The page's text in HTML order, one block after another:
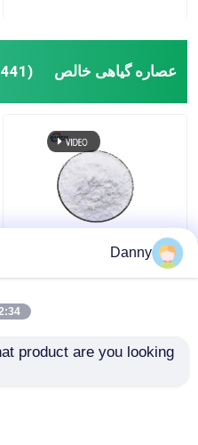
عصاره گیاهی خالص (1441)
پودر استخراج گیاهی
Danny
AM
product are you looking